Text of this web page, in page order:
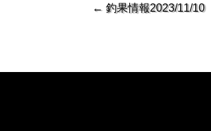
←釣果情報2023/11/10